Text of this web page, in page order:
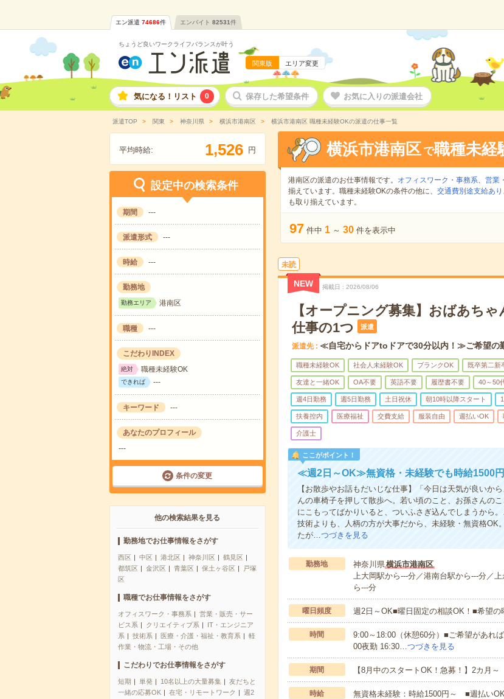
エン派遣 74686件 エンバイト 82531件
ちょうど良いワークライフバランスが叶う
関東版 エリア変更
気になる！リスト 0 保存した希望条件 お気に入りの派遣会社
派遣TOP 関東 神奈川県 横浜市港南区 横浜市港南区 職種未経験OKの派遣の仕事一覧
平均時給: 1,526 円
設定中の検索条件
期間 ---
派遣形式 ---
時給 ---
勤務地
勤務エリア 港南区
職種 ---
こだわりINDEX
絶対 職種未経験OK
できれば ---
キーワード ---
あなたのプロフィール
---
条件の変更
他の検索結果を見る
勤務地でお仕事情報をさがす
西区 中区 港北区 神奈川区
鶴見区
都筑区
金沢区 青葉区 保土ヶ谷区
戸塚
区
職種でお仕事情報をさがす
オフィスワーク・事務系
営業・販売・サー
ビス系
クリエイティブ系
IT・エンジニア
系
技術系 医療・介護・福祉・教育系
軽
作業・物流・工場・その他
こだわりでお仕事情報をさがす
短期 単発 10名以上の大量募集
友だちと
一緒の応募OK
在宅・リモートワーク
週2
横浜市港南区 で職種未経
港南区の派遣のお仕事情報です。 オフィスワーク・事務系、 営業
揃えています。職種未経験OKの条件の他に、 交通費別途支給あり
も取り揃えています。
97 件中 1 ～ 30 件を表示中
未読
NEW 掲載日 2026/08/06
【オープニング募集】おばあち
仕事の1つ
派遣
派遣先 ≪自宅からドアtoドアで30分以内！≫ご希望の
職種未経験OK 社会人未経験OK ブランクOK 既卒第二新
友達と一緒OK OA不要 英語不要 履歴書不要 40～50
週4日勤務 週5日勤務 土日祝休 朝10時以降スタート
扶養控内 医療福祉 交費支給 服装自由 週払いOK
介護士
ここがポイント！
≪週2日～OK≫無資格・未経験でも時給1500円
【お散歩やお話もだいじな仕事】「今日は天気が良いか
んの車椅子を押して散歩へ。若い頃のこと、お孫さんの
にこもってばかりいると、ついふさぎ込んでしまうから
技術よりも、人柄の方が大事だから、未経験・無資格
たが…つづきを見る
勤務地 神奈川県横浜市港南区
上大岡駅から---分／港南台駅から---分／
ら---分
曜日頻度 週2日～OK■曜日固定の相談OK！■希望の
時間
9:00～18:00（休憩60分）■ご希望があれ
00夜勤 16:30…つづきを見る
期間 【8月中のスタートOK！急募！】2カ月
時給 無資格未経験：時給1500円～ ■週払い